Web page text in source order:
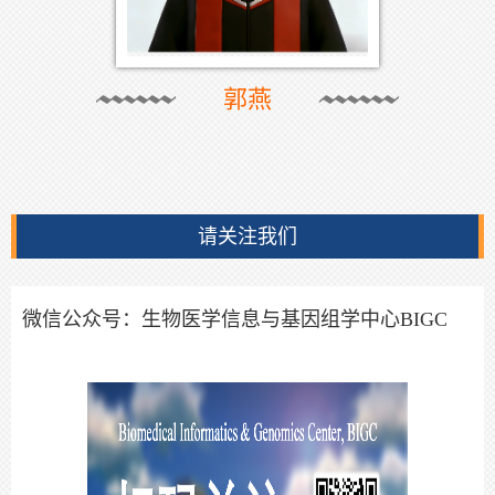
郭燕
请关注我们
微信公众号：生物医学信息与基因组学中心BIGC